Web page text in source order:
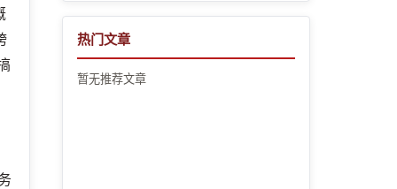
热门文章
暂无推荐文章